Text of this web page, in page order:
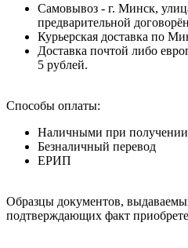
Самовывоз - г. Минск,
предварительной
Курьерская доставка по
Доставка почтой либо
5 рублей.
Способы оплаты:
Наличными при получении
Безналичный перевод
ЕРИП
Образцы документов,
подтверждающих факт